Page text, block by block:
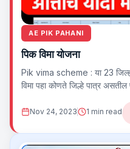
AE PIK PAHANI
पिक विमा योजना
Pik vima scheme : या 23
विमा पहा कोणते जिल्हे पात्र
Nov 24, 2023 1 min read